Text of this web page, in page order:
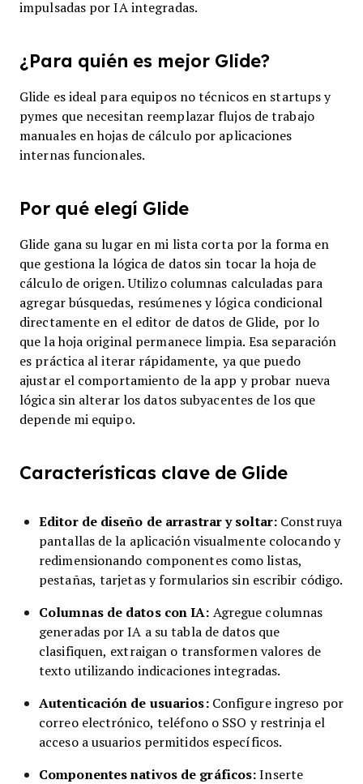
impulsadas por IA integradas.
¿Para quién es mejor Glide?
Glide es ideal para equipos no técnicos en startups y
pymes que necesitan reemplazar flujos de trabajo
manuales en hojas de cálculo por aplicaciones
internas funcionales.
Por qué elegí Glide
Glide gana su lugar en mi lista corta por la forma en
que gestiona la lógica de datos sin tocar la hoja de
cálculo de origen. Utilizo columnas calculadas para
agregar búsquedas, resúmenes y lógica condicional
directamente en el editor de datos de Glide, por lo
que la hoja original permanece limpia. Esa separación
es práctica al iterar rápidamente, ya que puedo
ajustar el comportamiento de la app y probar nueva
lógica sin alterar los datos subyacentes de los que
depende mi equipo.
Características clave de Glide
Editor de diseño de arrastrar y soltar:Construya
pantallas de la aplicación visualmente colocando y
redimensionando componentes como listas,
pestañas, tarjetas y formularios sin escribir código.
Columnas de datos con IA: Agregue columnas
generadas por IA a su tabla de datos que
clasifiquen, extraigan o transformen valores de
texto utilizando indicaciones integradas.
Autenticación de usuarios:Configure ingreso por
correo electrónico, teléfono o SSO y restrinja el
acceso a usuarios permitidos específicos.
Componentes nativos de gráficos:Inserte